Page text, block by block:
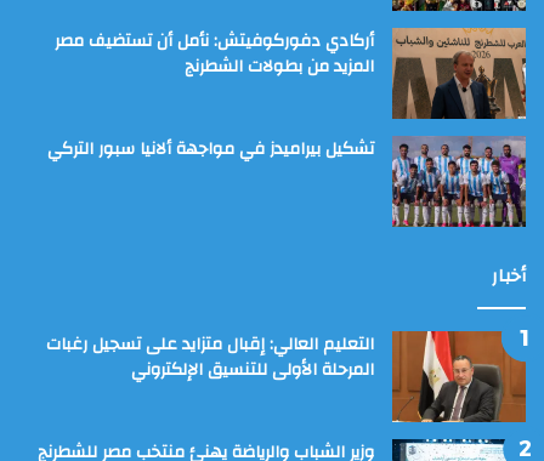
أركادي دفوركوفيتش: نأمل أن تستضيف مصر
المزيد من بطولات الشطرنج
تشكيل بيراميدز في مواجهة ألانيا سبور التركي
أخبار
التعليم العالي: إقبال متزايد على تسجيل رغبات
المرحلة الأولى للتنسيق الإلكتروني
وزير الشباب والرياضة يهنئ منتخب مصر للشطرنج